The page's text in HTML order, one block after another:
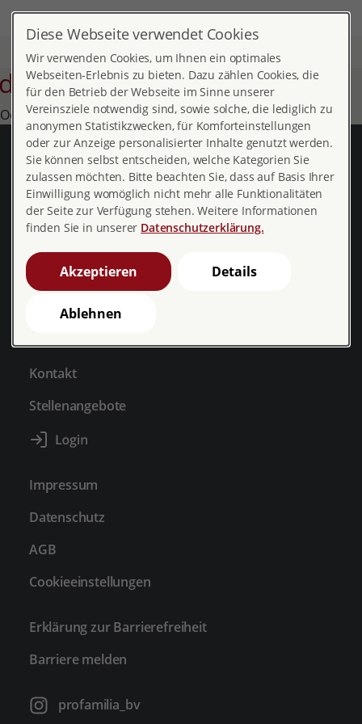
DE MENÜ
Start
diese Seite weiterempfehlen
Oops, an error occurred! Request: 7826ffd0c8473
pro familia Bundesverband
Spendenkonto
Mainzer Landstr. 250 - 254
60326 Frankfurt am Main
Telefon: 069 26957790
Fax: 069 269577930
Kontakt
Stellenangebote
Impressum
Datenschutz
AGB
Cookieeinstellungen
Erklärung zur Barrierefreiheit
Barriere melden
profamilia_bv
Diese Webseite verwendet Cookies
Wir verwenden Cookies, um Ihnen ein optimales
Webseiten-Erlebnis zu bieten. Dazu zählen Cookies, die
für den Betrieb der Webseite im Sinne unserer
Vereinsziele notwendig sind, sowie solche, die lediglich zu
anonymen Statistikzwecken, für Komforteinstellungen
oder zur Anzeige personalisierter Inhalte genutzt werden.
Sie können selbst entscheiden, welche Kategorien Sie
zulassen möchten. Bitte beachten Sie, dass auf Basis Ihrer
Einwilligung womöglich nicht mehr alle Funktionalitäten
der Seite zur Verfügung stehen. Weitere Informationen
finden Sie in unserer Datenschutzerklärung.
Akzeptieren Details
Ablehnen